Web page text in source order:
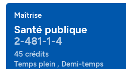
Maîtrise
Santé publique
2-481-1-4
45 crédits
Temps plein , Demi-temps